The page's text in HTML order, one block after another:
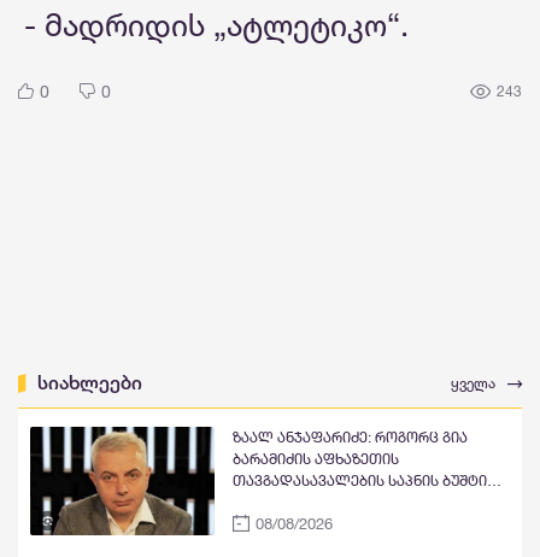
- მადრიდის „ატლეტიკო“.
0 0 243
სიახლეები ყველა
ზაალ ანჯაფარიძე: როგორც გია
ბარამიძის აფხაზეთის
თავგადასავალების საპნის ბუშტი
მიშა მშვილდაძის ვითომ რუსეთთან
08/08/2026